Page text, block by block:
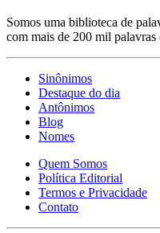
Somos uma biblioteca de
com mais de 200 mil palavras
Sinônimos
Destaque do dia
Antônimos
Blog
Nomes
Quem Somos
Política Editorial
Termos e Privacidade
Contato